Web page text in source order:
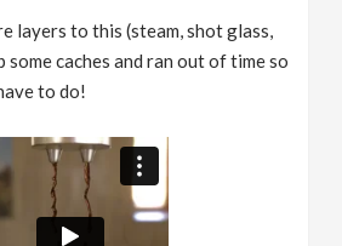
layers to this (steam, shot glass,
some caches and ran out of time so
to do!